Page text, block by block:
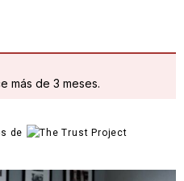
más de 3 meses.
de